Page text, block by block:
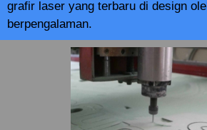
grafir laser yang terbaru di design
berpengalaman.